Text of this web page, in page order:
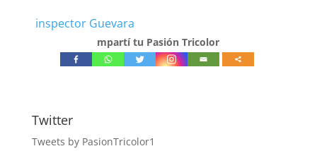
inspector Guevara
mpartí tu Pasión Tricolor
Twitter
Tweets by PasionTricolor1